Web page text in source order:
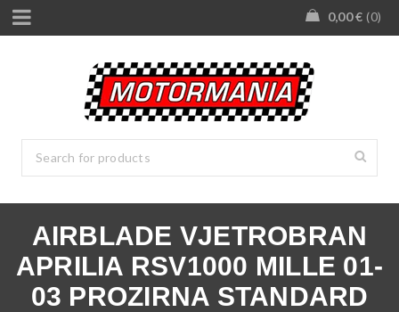
0,00€ 0
AIRBLADE VJETROBRAN
APRILIA RSV1000 MILLE 01-
03 PROZIRNA STANDARD